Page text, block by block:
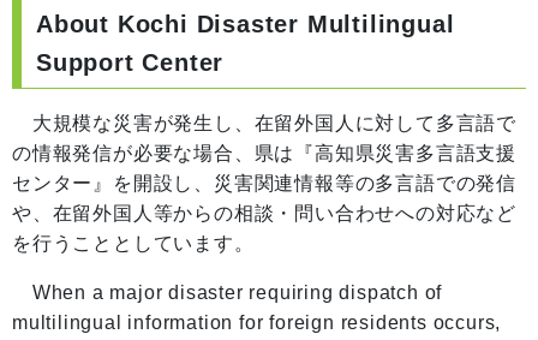
About Kochi Disaster Multilingual
Support Center
大規模な災害が発生し、在留外国人に対して多言語で
の情報発信が必要な場合、県は『高知県災害多言語支援
センター』を開設し、災害関連情報等の多言語での発信
や、在留外国人等からの相談・問い合わせへの対応など
を行うこととしています。
When a major disaster requiring dispatch of
multilingual information for foreign residents occurs,